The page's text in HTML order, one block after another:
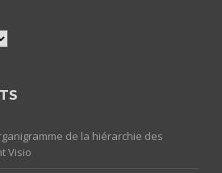
de la hiérarchie des
Visio